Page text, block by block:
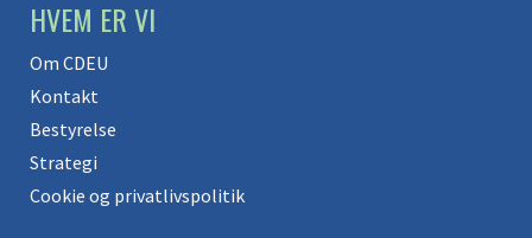
HVEM ER VI
Om CDEU
Kontakt
Bestyrelse
Strategi
Cookie og privatlivspolitik